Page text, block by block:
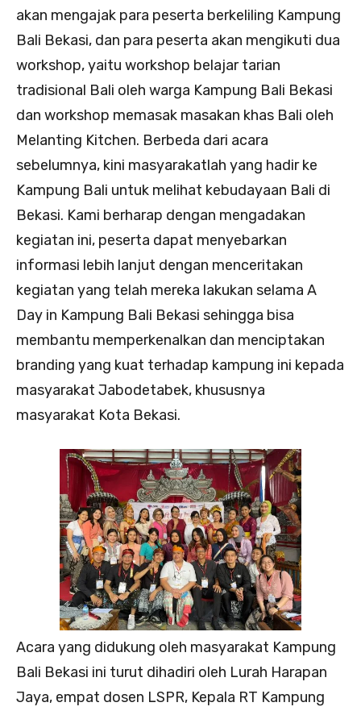
akan mengajak para peserta berkeliling Kampung
Bali Bekasi, dan para peserta akan mengikuti dua
workshop, yaitu workshop belajar tarian
tradisional Bali oleh warga Kampung Bali Bekasi
dan workshop memasak masakan khas Bali oleh
Melanting Kitchen. Berbeda dari acara
sebelumnya, kini masyarakatlah yang hadir ke
Kampung Bali untuk melihat kebudayaan Bali di
Bekasi. Kami berharap dengan mengadakan
kegiatan ini, peserta dapat menyebarkan
informasi lebih lanjut dengan menceritakan
kegiatan yang telah mereka lakukan selama A
Day in Kampung Bali Bekasi sehingga bisa
membantu memperkenalkan dan menciptakan
branding yang kuat terhadap kampung ini kepada
masyarakat Jabodetabek, khususnya
masyarakat Kota Bekasi.
Acara yang didukung oleh masyarakat Kampung
Bali Bekasi ini turut dihadiri oleh Lurah Harapan
Jaya, empat dosen LSPR, Kepala RT Kampung